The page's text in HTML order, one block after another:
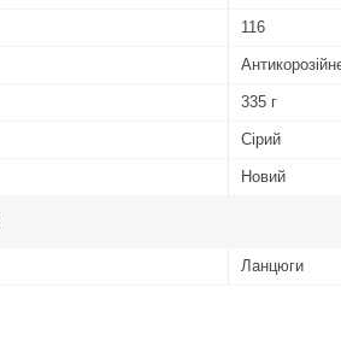
116
335 г
Сірий
Новий
Ланцюги